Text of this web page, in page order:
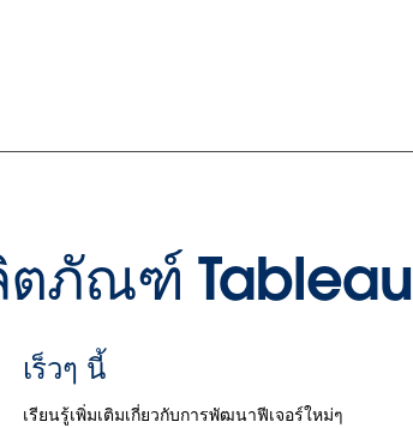
ลิตภัณฑ์ Tableau
เร็วๆ นี้
เรียนรู้เพิ่มเติมเกี่ยวกับการพัฒนาฟีเจอร์ใหม่ๆ